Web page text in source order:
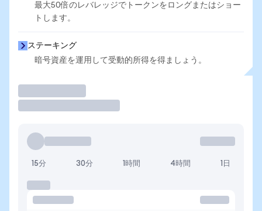
最大50倍のレバレッジでトークンをロングまたはショー
トします。
ステーキング
暗号資産を運用して受動的所得を得ましょう。
15分 30分 1時間 4時間 1日